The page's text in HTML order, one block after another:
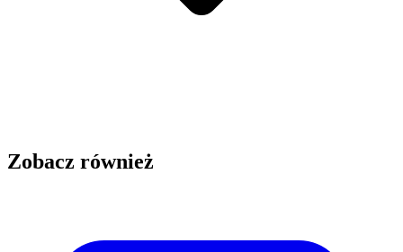
Zobacz również